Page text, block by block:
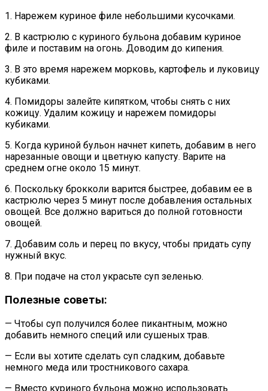
1. Нарежем куриное филе небольшими кусочками.
2. В кастрюлю с куриного бульона добавим куриное
филе и поставим на огонь. Доводим до кипения.
3. В это время нарежем морковь, картофель и луковицу
кубиками.
4. Помидоры залейте кипятком, чтобы снять с них
кожицу. Удалим кожицу и нарежем помидоры
кубиками.
5. Когда куриной бульон начнет кипеть, добавим в него
нарезанные овощи и цветную капусту. Варите на
среднем огне около 15 минут.
6. Поскольку брокколи варится быстрее, добавим ее в
кастрюлю через 5 минут после добавления остальных
овощей. Все должно вариться до полной готовности
овощей.
7. Добавим соль и перец по вкусу, чтобы придать супу
нужный вкус.
8. При подаче на стол украсьте суп зеленью.
Полезные советы:
— Чтобы суп получился более пикантным, можно
добавить немного специй или сушеных трав.
— Если вы хотите сделать суп сладким, добавьте
немного меда или тростникового сахара.
— Вместо куриного бульона можно использовать